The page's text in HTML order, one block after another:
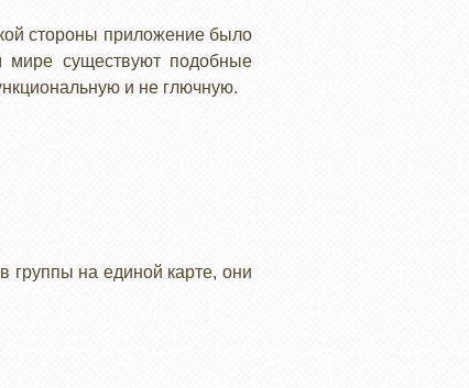
стороны приложение было
мире существуют подобные
и не глючную.
группы на единой карте, они